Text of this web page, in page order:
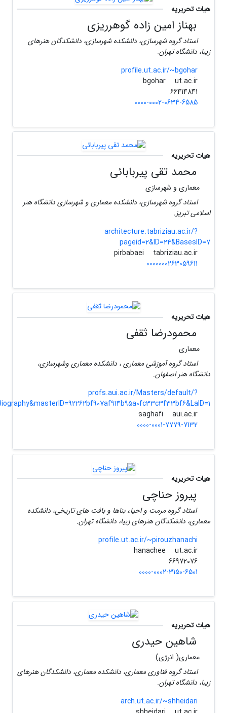
هیات تحریریه
بهناز امین زاده گوهرریزی
استاد گروه شهرسازی، دانشکده شهرسازی، دانشکدگان هنرهای
زیبا، دانشگاه تهران.
profile.ut.ac.ir/~bgohar
bgohar
ut.ac.ir
0000-0002-0634-6585
هیات تحریریه
محمد تقی پیربابائی
معماری و شهرسازی
استاد گروه شهرسازی، دانشکده معماری و شهرسازی دانشگاه هنر
اسلامی تبریز.
architecture.tabriziau.ac.ir/?
pageid=2&ID=24&BasesID=7
pirbabaei
tabriziau.ac.ir
0000000263059611
هیات تحریریه
محمودرضا ثقفی
معماری
استاد گروه آموزشی معماری ، دانشکده معماری وشهرسازی،
دانشگاه هنر اصفهان.
profs.aui.ac.ir/Masters/default/?
saghafi
aui.ac.ir
0000-0001-7779-7132
هیات تحریریه
پیروز حناچی
استاد گروه مرمت و احیاء بناها و بافت های تاریخی، دانشکده
معماری، دانشکدگان هنرهای زیبا، دانشگاه تهران.
profile.ut.ac.ir/~pirouzhanachi
hanachee
ut.ac.ir
0000-0002-3150-6501
هیات تحریریه
شاهین حیدری
معماری( انرژی)
استاد گروه فناوری معماری، دانشکده معماری، دانشکدگان هنرهای
زیبا، دانشگاه تهران.
arch.ut.ac.ir/~shheidari